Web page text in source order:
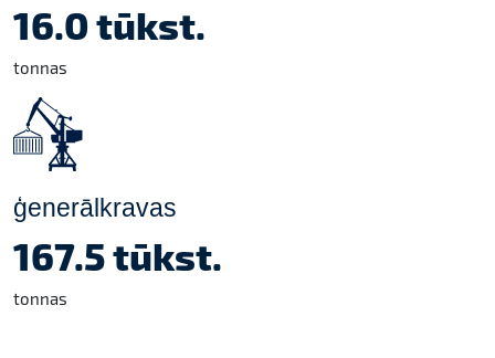
16.0 tūkst.
tonnas
ģenerālkravas
167.5 tūkst.
tonnas